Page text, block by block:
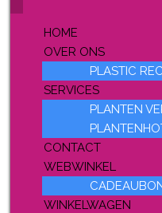
HOME
OVER ONS
PLASTIC
SERVICES
PLANTEN
CONTACT
WEBWINKEL
WINKELWAGEN